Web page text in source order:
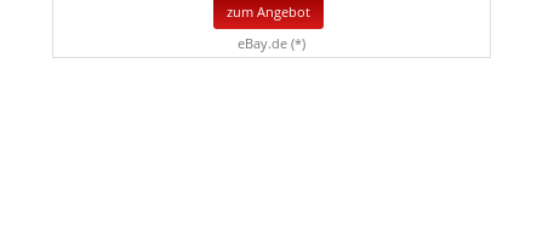
zum Angebot
eBay.de (*)